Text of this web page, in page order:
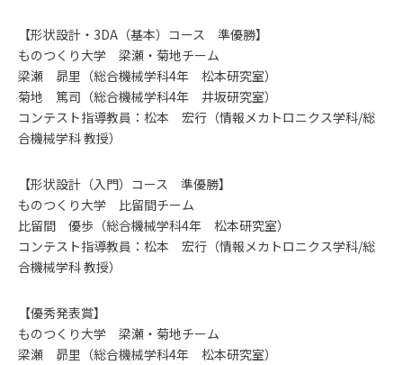
【形状設計・3DA（基本）コース 準優勝】
ものつくり大学 梁瀬・菊地チーム
梁瀬 昴里（総合機械学科4年 松本研究室）
菊地 篤司（総合機械学科4年 井坂研究室）
コンテスト指導教員：松本 宏行（情報メカトロニクス学科/総
合機械学科 教授）
【形状設計（入門）コース 準優勝】
ものつくり大学 比留間チーム
比留間 優歩（総合機械学科4年 松本研究室）
コンテスト指導教員：松本 宏行（情報メカトロニクス学科/総
合機械学科 教授）
【優秀発表賞】
ものつくり大学 梁瀬・菊地チーム
梁瀬 昴里（総合機械学科4年 松本研究室）